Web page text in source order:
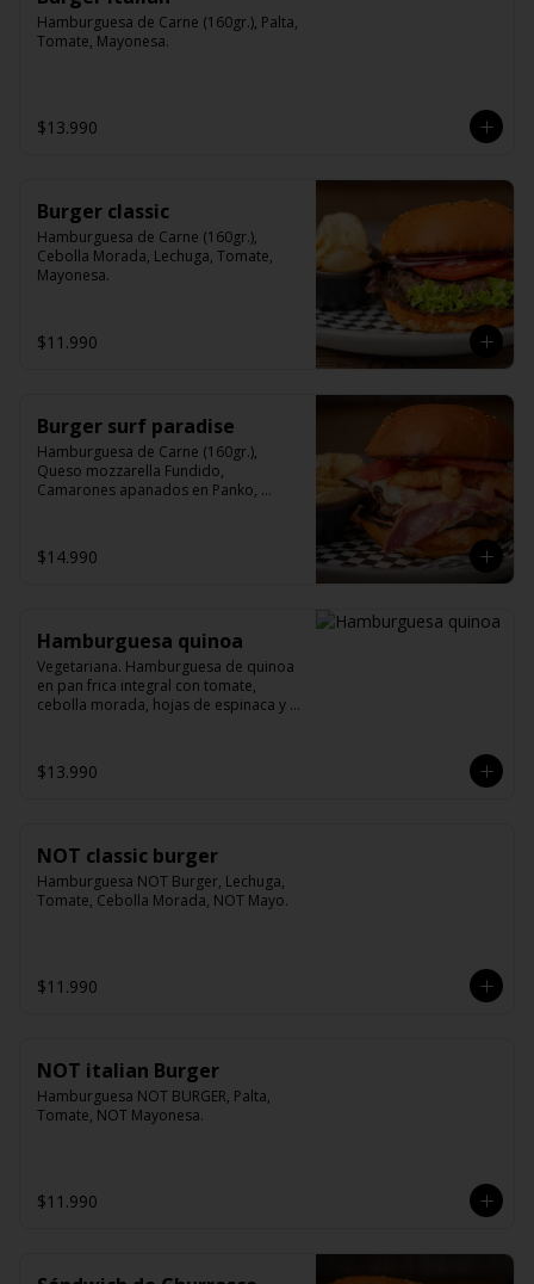
Hamburguesa de Carne (160gr.), Palta,
Tomate, Mayonesa.
$13.990
Burger classic
Hamburguesa de Carne (160gr.),
Cebolla Morada, Lechuga, Tomate,
Mayonesa.
$11.990
Burger surf paradise
Hamburguesa de Carne (160gr.),
Queso mozzarella Fundido,
Camarones apanados en Panko,
$14.990
Hamburguesa quinoa
Vegetariana. Hamburguesa de quinoa
en pan frica integral con tomate,
cebolla morada, hojas de espinaca y
$13.990
NOT classic burger
Hamburguesa NOT Burger, Lechuga,
Tomate, Cebolla Morada, NOT Mayo.
$11.990
NOT italian Burger
Hamburguesa NOT BURGER, Palta,
Tomate, NOT Mayonesa.
$11.990